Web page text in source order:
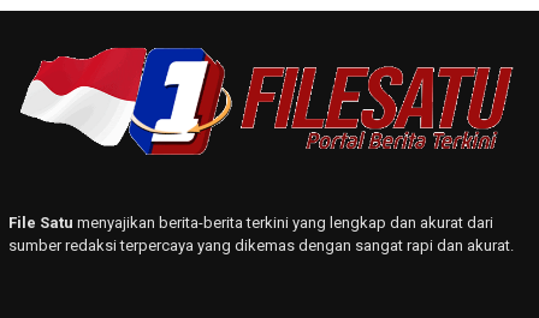
File Satu menyajikan berita-berita terkini yang lengkap dan akurat dari
sumber redaksi terpercaya yang dikemas dengan sangat rapi dan akurat.